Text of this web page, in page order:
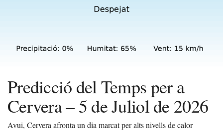
Predicció del Temps per a
Cervera – 5 de Juliol de 2026
Avui, Cervera afronta un dia marcat per alts nivells de calor